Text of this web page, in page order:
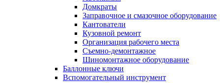
Домкраты
Заправочное и смазочное оборудование
Кантователи
Кузовной ремонт
Организация рабочего места
Съемно-демонтажное
Шиномонтажное оборудование
Баллонные ключи
Вспомогательный инструмент